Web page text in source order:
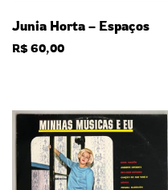
Junia Horta – Espaços
R$60,00